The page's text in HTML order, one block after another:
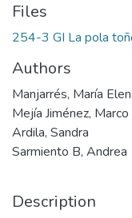
Files
254-3 GI La pola
Authors
Manjarrés, María
Mejía Jiménez,
Ardila, Sandra
Sarmiento B, Andrea
Description